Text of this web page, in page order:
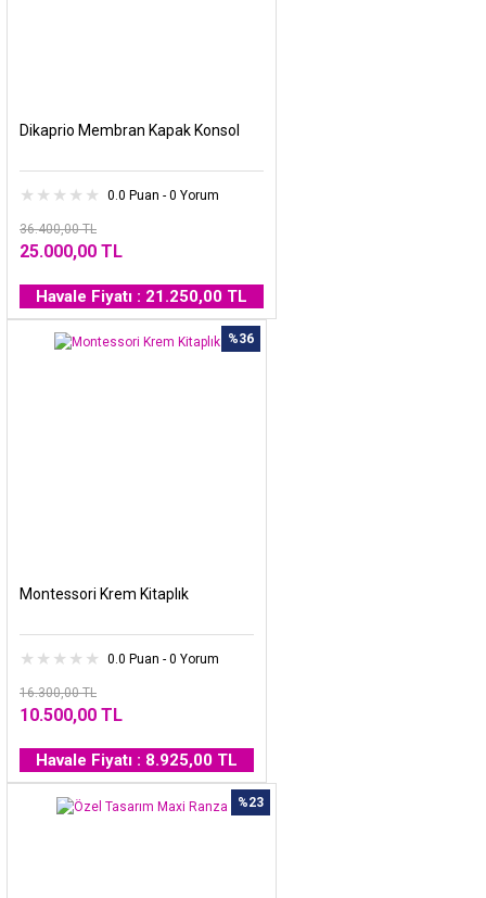
Dikaprio Membran Kapak Konsol
0.0 Puan - 0 Yorum
36.400,00 TL
25.000,00 TL
Havale Fiyatı : 21.250,00 TL
%36
Montessori Krem Kitaplık
0.0 Puan - 0 Yorum
16.300,00 TL
10.500,00 TL
Havale Fiyatı : 8.925,00 TL
%23